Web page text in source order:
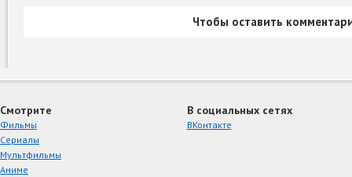
Чтобы оставить
Смотрите
Фильмы
Сериалы
Мультфильмы
Аниме
В социальных сетях
ВКонтакте